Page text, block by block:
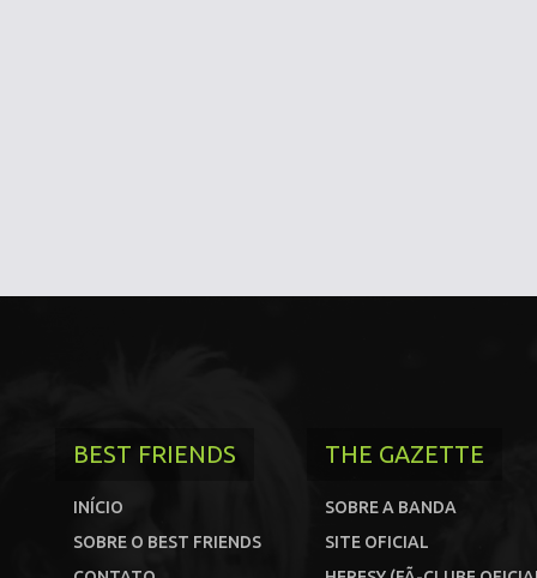
BEST FRIENDS
INÍCIO
SOBRE O BEST FRIENDS
THE GAZETTE
SOBRE A BANDA
SITE OFICIAL